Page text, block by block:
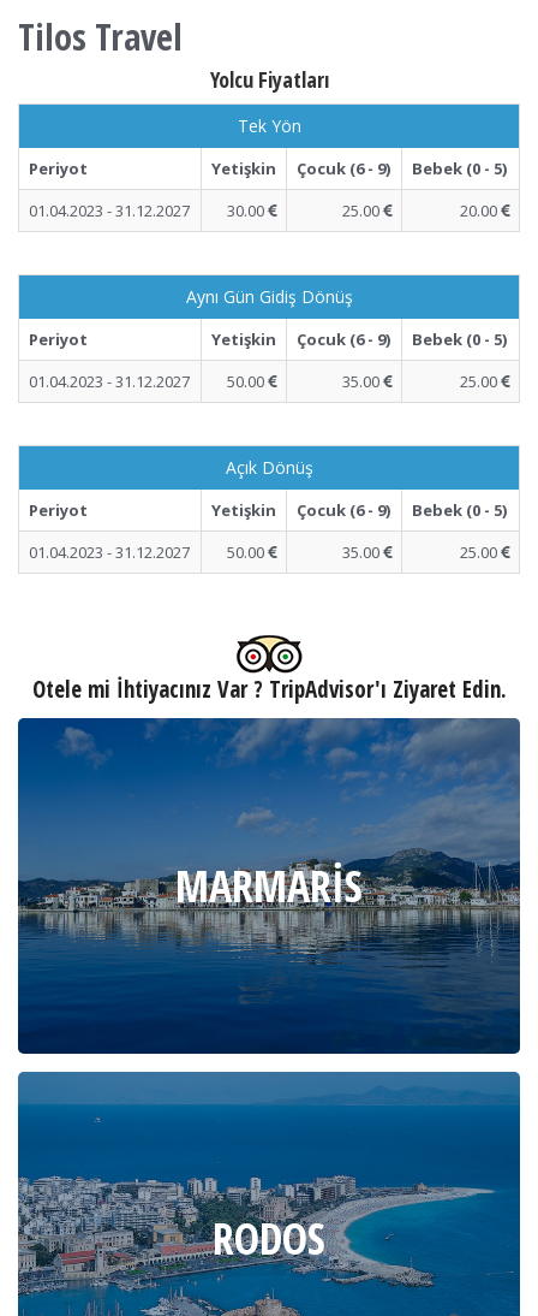
Tilos Travel
Yolcu Fiyatları
Tek Yön
Periyot Yetişkin Çocuk (6 - 9)
Bebek (0 - 5)
01.04.2023 - 31.12.2027
30.00 25.00 20.00
Aynı Gün Gidiş Dönüş
Periyot Yetişkin Çocuk (6 - 9)
Bebek (0 - 5)
01.04.2023 - 31.12.2027
50.00 35.00 25.00
Açık Dönüş
Periyot Yetişkin Çocuk (6 - 9)
Bebek (0 - 5)
01.04.2023 - 31.12.2027
50.00 35.00 25.00
Otele mi İhtiyacınız Var ? TripAdvisor'ı Ziyaret Edin.
MARMARIS
RODOS